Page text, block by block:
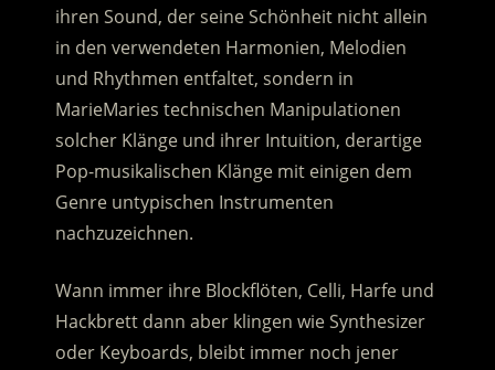
ihren Sound, der seine Schönheit nicht allein
in den verwendeten Harmonien, Melodien
und Rhythmen entfaltet, sondern in
MarieMaries technischen Manipulationen
solcher Klänge und ihrer Intuition, derartige
Pop-musikalischen Klänge mit einigen dem
Genre untypischen Instrumenten
nachzuzeichnen.
Wann immer ihre Blockflöten, Celli, Harfe und
Hackbrett dann aber klingen wie Synthesizer
oder Keyboards, bleibt immer noch jener